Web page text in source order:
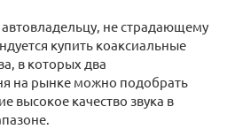
не страдающему
купить коаксиальные
в которых два
на рынке можно подобрать
высокое качество звука в